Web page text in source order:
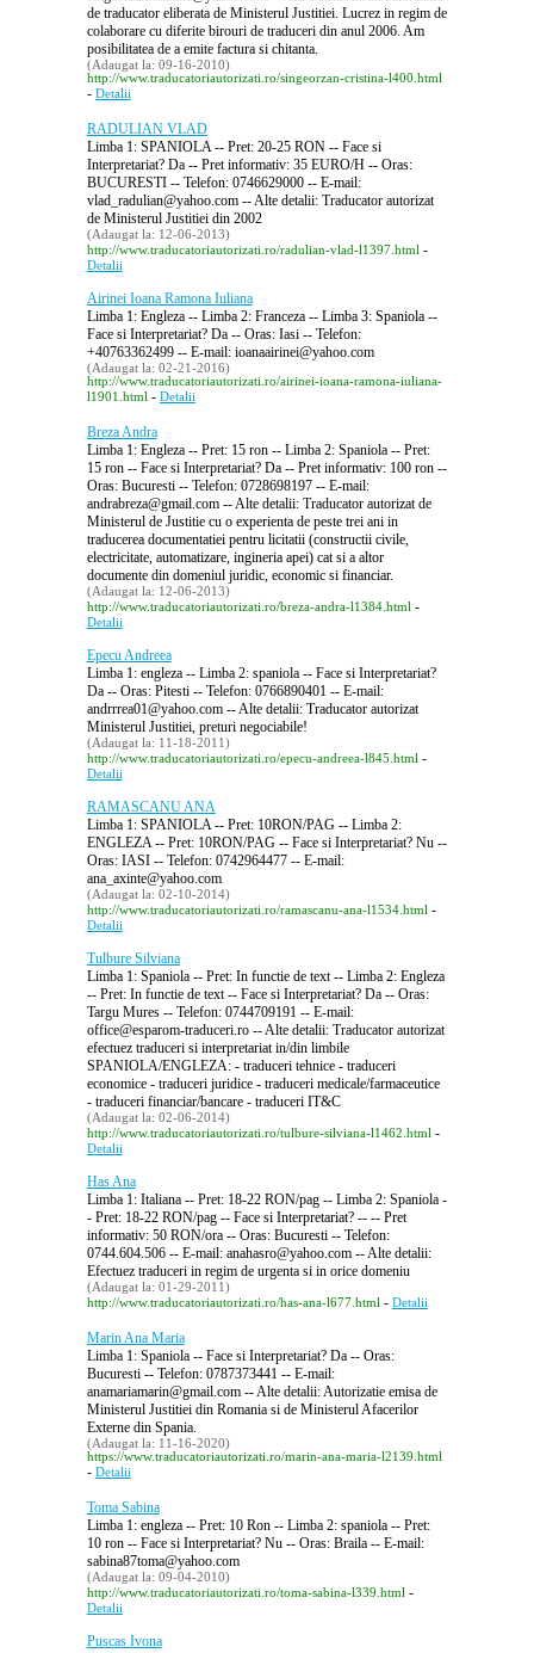
de traducator eliberata de Ministerul Justitiei. Lucrez in regim de
colaborare cu diferite birouri de traduceri din anul 2006. Am
posibilitatea de a emite factura si chitanta.
(Adaugat la: 09-16-2010)
http://www.traducatoriautorizati.ro/singeorzan-cristina-l400.html
- Detalii
RADULIAN VLAD
Limba 1: SPANIOLA -- Pret: 20-25 RON -- Face si
Interpretariat? Da -- Pret informativ: 35 EURO/H -- Oras:
BUCURESTI -- Telefon: 0746629000 -- E-mail:
vlad_radulian@yahoo.com -- Alte detalii: Traducator autorizat
de Ministerul Justitiei din 2002
(Adaugat la: 12-06-2013)
http://www.traducatoriautorizati.ro/radulian-vlad-l1397.html-
Detalii
Airinei Ioana Ramona Iuliana
Limba 1: Engleza -- Limba 2: Franceza -- Limba 3: Spaniola --
Face si Interpretariat? Da -- Oras: Iasi -- Telefon:
+40763362499 -- E-mail: ioanaairinei@yahoo.com
(Adaugat la: 02-21-2016)
http://www.traducatoriautorizati.ro/airinei-ioana-ramona-iuliana-
l1901.html- Detalii
Breza Andra
Limba 1: Engleza -- Pret: 15 ron -- Limba 2: Spaniola -- Pret:
15 ron -- Face si Interpretariat? Da -- Pret informativ: 100 ron --
Oras: Bucuresti -- Telefon: 0728698197 -- E-mail:
andrabreza@gmail.com -- Alte detalii: Traducator autorizat de
Ministerul de Justitie cu o experienta de peste trei ani in
traducerea documentatiei pentru licitatii (constructii civile,
electricitate, automatizare, ingineria apei) cat si a altor
documente din domeniul juridic, economic si financiar.
(Adaugat la: 12-06-2013)
http://www.traducatoriautorizati.ro/breza-andra-l1384.html-
Detalii
Epecu Andreea
Limba 1: engleza -- Limba 2: spaniola -- Face si Interpretariat?
Da -- Oras: Pitesti -- Telefon: 0766890401 -- E-mail:
andrrrea01@yahoo.com -- Alte detalii: Traducator autorizat
Ministerul Justitiei, preturi negociabile!
(Adaugat la: 11-18-2011)
http://www.traducatoriautorizati.ro/epecu-andreea-l845.html-
Detalii
RAMASCANU ANA
Limba 1: SPANIOLA -- Pret: 10RON/PAG -- Limba 2:
ENGLEZA -- Pret: 10RON/PAG -- Face si Interpretariat? Nu --
Oras: IASI -- Telefon: 0742964477 -- E-mail:
ana_axinte@yahoo.com
(Adaugat la: 02-10-2014)
http://www.traducatoriautorizati.ro/ramascanu-ana-l1534.html-
Detalii
Tulbure Silviana
Limba 1: Spaniola -- Pret: In functie de text -- Limba 2: Engleza
-- Pret: In functie de text -- Face si Interpretariat? Da -- Oras:
Targu Mures -- Telefon: 0744709191 -- E-mail:
office@esparom-traduceri.ro -- Alte detalii: Traducator autorizat
efectuez traduceri si interpretariat in/din limbile
SPANIOLA/ENGLEZA: - traduceri tehnice - traduceri
economice - traduceri juridice - traduceri medicale/farmaceutice
- traduceri financiar/bancare - traduceri IT&C
(Adaugat la: 02-06-2014)
http://www.traducatoriautorizati.ro/tulbure-silviana-l1462.html-
Detalii
Has Ana
Limba 1: Italiana -- Pret: 18-22 RON/pag -- Limba 2: Spaniola -
- Pret: 18-22 RON/pag -- Face si Interpretariat? -- -- Pret
informativ: 50 RON/ora -- Oras: Bucuresti -- Telefon:
0744.604.506 -- E-mail: anahasro@yahoo.com -- Alte detalii:
Efectuez traduceri in regim de urgenta si in orice domeniu
(Adaugat la: 01-29-2011)
http://www.traducatoriautorizati.ro/has-ana-l677.html- Detalii
Marin Ana Maria
Limba 1: Spaniola -- Face si Interpretariat? Da -- Oras:
Bucuresti -- Telefon: 0787373441 -- E-mail:
anamariamarin@gmail.com -- Alte detalii: Autorizatie emisa de
Ministerul Justitiei din Romania si de Ministerul Afacerilor
Externe din Spania.
(Adaugat la: 11-16-2020)
https://www.traducatoriautorizati.ro/marin-ana-maria-l2139.html
- Detalii
Toma Sabina
Limba 1: engleza -- Pret: 10 Ron -- Limba 2: spaniola -- Pret:
10 ron -- Face si Interpretariat? Nu -- Oras: Braila -- E-mail:
sabina87toma@yahoo.com
(Adaugat la: 09-04-2010)
http://www.traducatoriautorizati.ro/toma-sabina-l339.html-
Detalii
Puscas Ivona